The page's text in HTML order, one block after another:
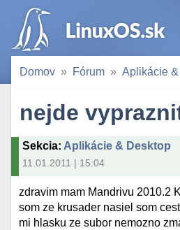
Domov Fórum Aplikácie
nejde
Sekcia: Aplikácie & Desktop
11.01.2011 | 15:04
zdravim mam Mandrivu 2010.2
som ze krusader nasiel som
mi hlasku ze subor nemozno